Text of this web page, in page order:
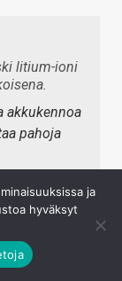
litium-ioni
akkukennoa
pahoja
vanhojen
pullistuneen
Vaihdettavat
ja
hyväksyt